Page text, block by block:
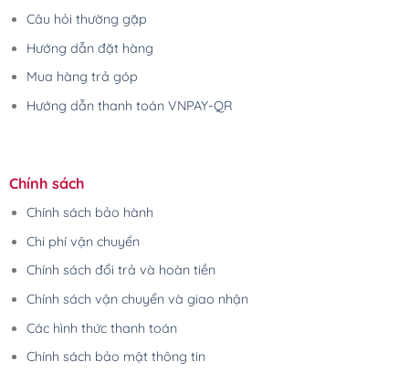
Câu hỏi thường gặp
Hướng dẫn đặt hàng
Mua hàng trả góp
Hướng dẫn thanh toán VNPAY-QR
Chính sách
Chính sách bảo hành
Chi phí vận chuyển
Chính sách đổi trả và hoàn tiền
Chính sách vận chuyển và giao nhận
Các hình thức thanh toán
Chính sách bảo mật thông tin